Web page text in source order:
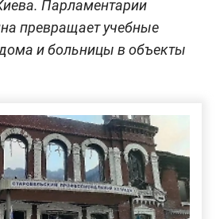
Парламентарии
превращает учебные
и больницы в объекты